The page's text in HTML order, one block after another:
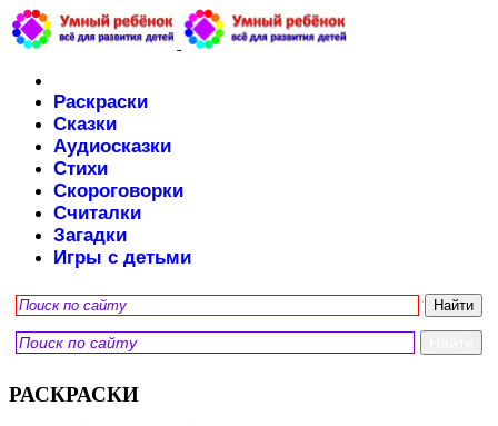
Раскраски
Сказки
Аудиосказки
Стихи
Скороговорки
Считалки
Загадки
Игры с детьми
РАСКРАСКИ